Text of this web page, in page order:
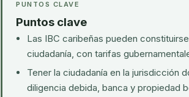
PUNTOS CLAVE
Puntos clave
Las IBC caribeñas pueden
ciudadanía, con tarifas
Tener la ciudadanía en la jurisdicción
diligencia debida, banca y propiedad